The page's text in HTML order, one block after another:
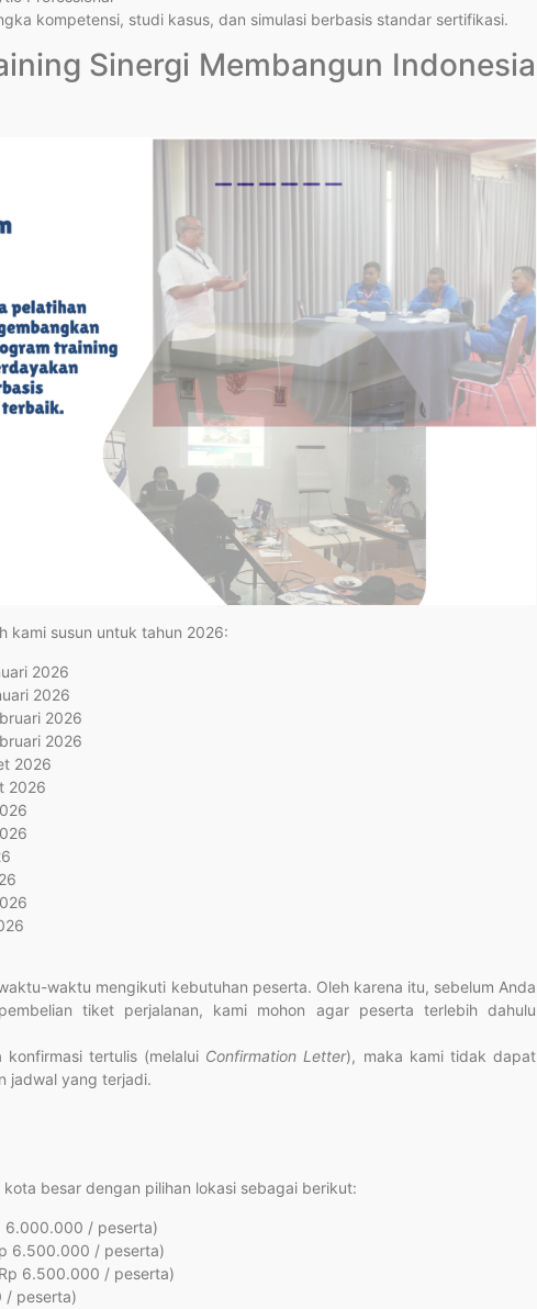
kompetensi, studi kasus, dan simulasi berbasis standar sertifikasi.
Sinergi Membangun Indonesia
kami susun untuk tahun 2026:
2026
2026
2026
2026
2026
2026
waktu mengikuti kebutuhan peserta. Oleh karena itu, sebelum Anda
tiket perjalanan, kami mohon agar peserta terlebih dahulu
tertulis (melalui Confirmation Letter), maka kami tidak dapat
jadwal yang terjadi.
besar dengan pilihan lokasi sebagai berikut:
6.000.000 / peserta)
6.500.000 / peserta)
6.500.000 / peserta)
/ peserta)